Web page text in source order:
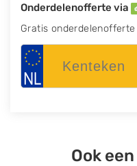
Onderdelenofferte via
Gratis
Ook